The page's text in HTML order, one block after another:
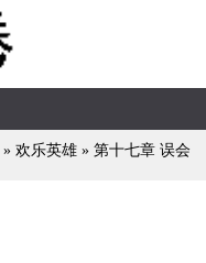
» 欢乐英雄 » 第十七章 误会